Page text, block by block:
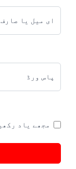
ای میل یا
پاس ورڈ
مجھے یاد